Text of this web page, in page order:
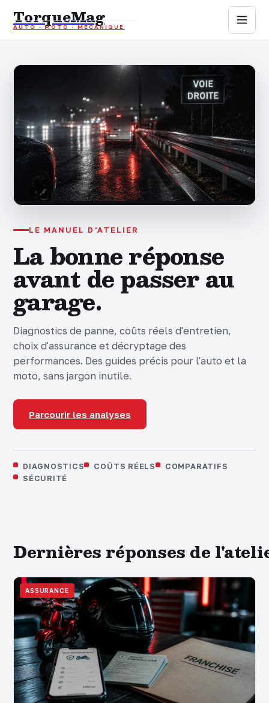
TorqueMag
AUTO · MOTO · MÉCANIQUE
Auto
Mécanique
Sports mécaniques
Assurance
LE MANUEL D'ATELIER
La bonne réponse
avant de passer au
garage.
Diagnostics de panne, coûts réels d'entretien,
choix d'assurance et décryptage des
performances. Des guides précis pour l'auto et la
moto, sans jargon inutile.
Parcourir les analyses
DIAGNOSTICS COÛTS RÉELS
COMPARATIFS
SÉCURITÉ
Dernières réponses de
ASSURANCE